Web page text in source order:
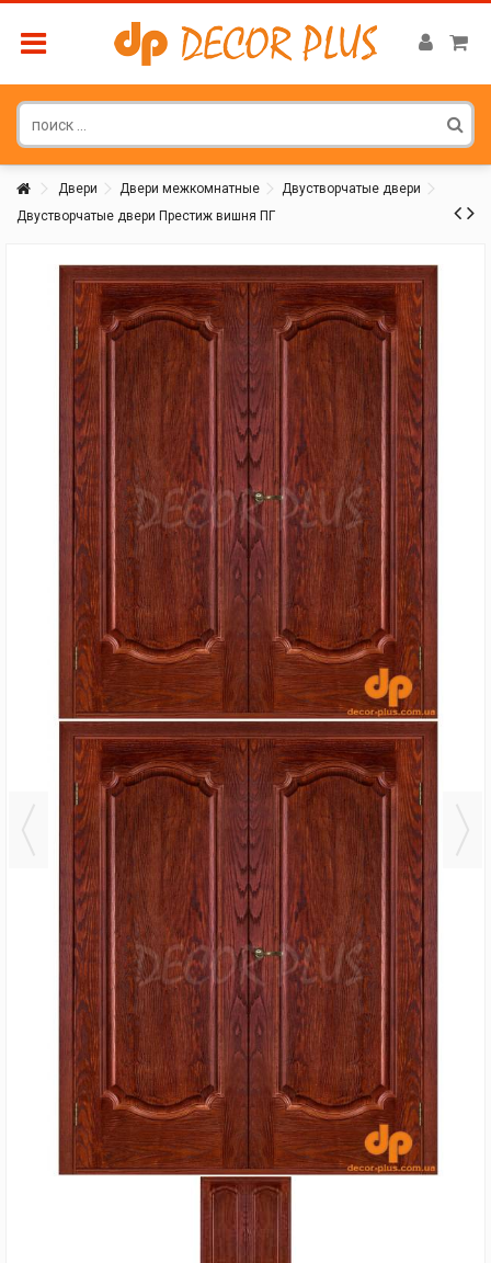
Двери Двери межкомнатные
Двустворчатые двери
Двустворчатые двери Престиж вишня ПГ